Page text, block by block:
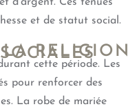
d’argent. Ces tenues
et de statut social.
RELIGION
cette période. Les
pour renforcer des
La robe de mariée